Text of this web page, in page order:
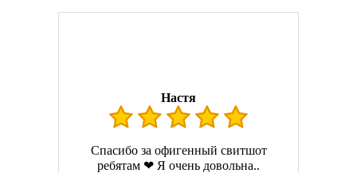
Настя
Спасибо за офигенный свитшот
ребятам ❤ Я очень довольна..